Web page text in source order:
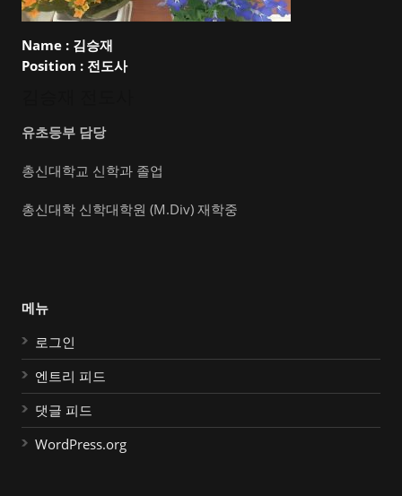
Name : 김승재
Position : 전도사
유초등부 담당
총신대학교 신학과 졸업
총신대학 신학대학원 (M.Div) 재학중
메뉴
로그인
엔트리 피드
댓글 피드
WordPress.org